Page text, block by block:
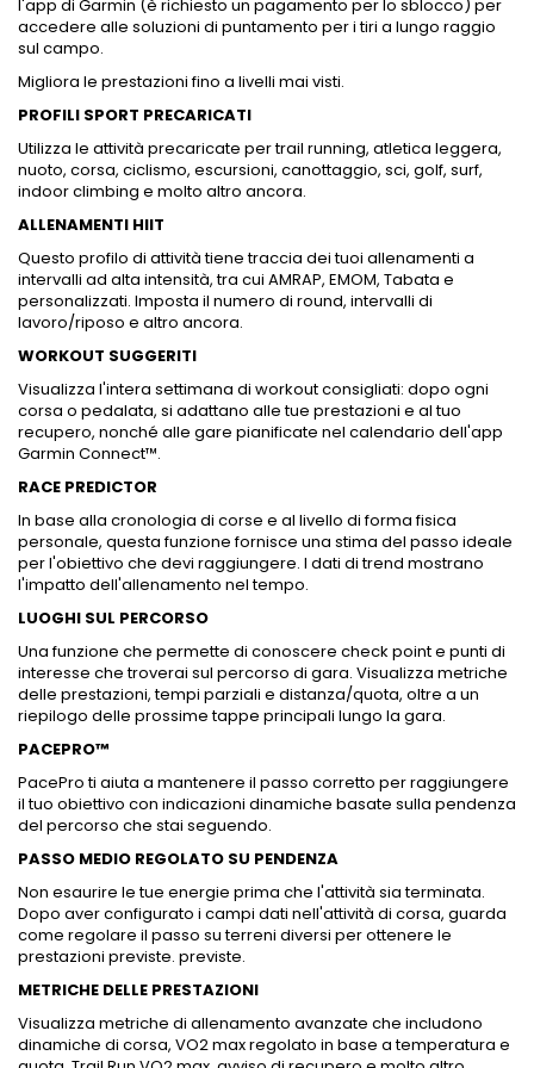
l'app di Garmin (è richiesto un pagamento per lo sblocco) per
accedere alle soluzioni di puntamento per i tiri a lungo raggio
sul campo.
Migliora le prestazioni fino a livelli mai visti.
PROFILI SPORT PRECARICATI
Utilizza le attività precaricate per trail running, atletica leggera,
nuoto, corsa, ciclismo, escursioni, canottaggio, sci, golf, surf,
indoor climbing e molto altro ancora.
ALLENAMENTI HIIT
Questo profilo di attività tiene traccia dei tuoi allenamenti a
intervalli ad alta intensità, tra cui AMRAP, EMOM, Tabata e
personalizzati. Imposta il numero di round, intervalli di
lavoro/riposo e altro ancora.
WORKOUT SUGGERITI
Visualizza l'intera settimana di workout consigliati: dopo ogni
corsa o pedalata, si adattano alle tue prestazioni e al tuo
recupero, nonché alle gare pianificate nel calendario dell'app
Garmin Connect™.
RACE PREDICTOR
In base alla cronologia di corse e al livello di forma fisica
personale, questa funzione fornisce una stima del passo ideale
per l'obiettivo che devi raggiungere. I dati di trend mostrano
l'impatto dell'allenamento nel tempo.
LUOGHI SUL PERCORSO
Una funzione che permette di conoscere check point e punti di
interesse che troverai sul percorso di gara. Visualizza metriche
delle prestazioni, tempi parziali e distanza/quota, oltre a un
riepilogo delle prossime tappe principali lungo la gara.
PACEPRO™
PacePro ti aiuta a mantenere il passo corretto per raggiungere
il tuo obiettivo con indicazioni dinamiche basate sulla pendenza
del percorso che stai seguendo.
PASSO MEDIO REGOLATO SU PENDENZA
Non esaurire le tue energie prima che l'attività sia terminata.
Dopo aver configurato i campi dati nell'attività di corsa, guarda
come regolare il passo su terreni diversi per ottenere le
prestazioni previste. previste.
METRICHE DELLE PRESTAZIONI
Visualizza metriche di allenamento avanzate che includono
dinamiche di corsa, VO2 max regolato in base a temperatura e